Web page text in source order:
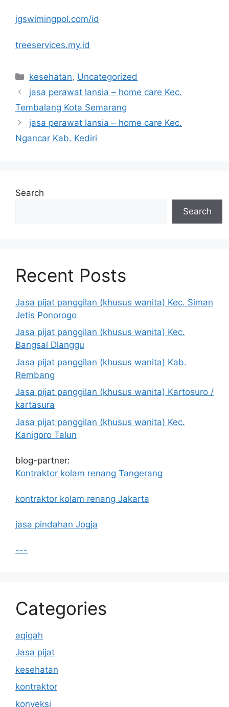
jgswimingpol.com/id
treeservices.my.id
Categories
kesehatan, Uncategorized
jasa perawat lansia – home care Kec.
Tembalang Kota Semarang
jasa perawat lansia – home care Kec.
Ngancar Kab. Kediri
Search
Search
Recent Posts
Jasa pijat panggilan (khusus wanita) Kec. Siman
Jetis Ponorogo
Jasa pijat panggilan (khusus wanita) Kec.
Bangsal Dlanggu
Jasa pijat panggilan (khusus wanita) Kab.
Rembang
Jasa pijat panggilan (khusus wanita) Kartosuro /
kartasura
Jasa pijat panggilan (khusus wanita) Kec.
Kanigoro Talun
blog-partner:
Kontraktor kolam renang Tangerang
kontraktor kolam renang Jakarta
jasa pindahan Jogja
---
Categories
aqiqah
Jasa pijat
kesehatan
kontraktor
konveksi